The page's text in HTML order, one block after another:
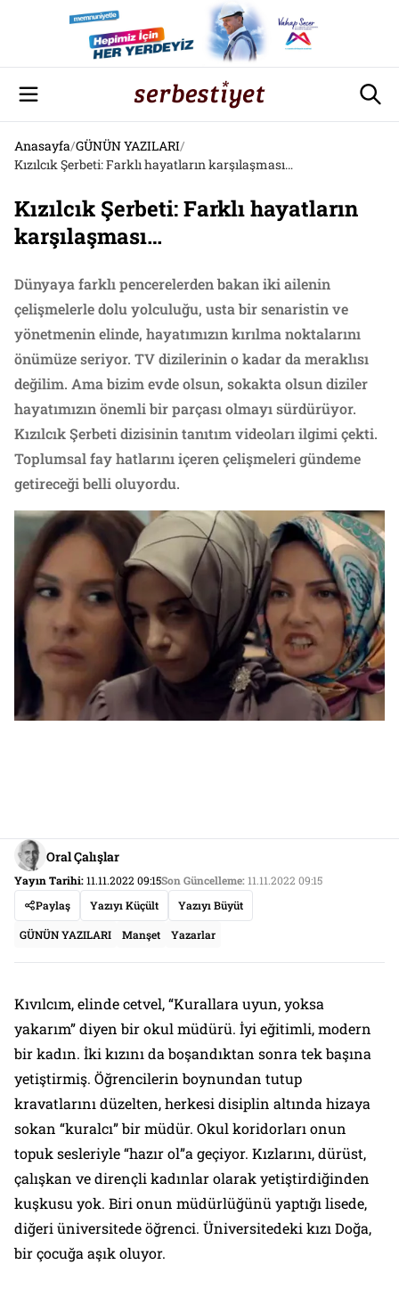
Anasayfa/GÜNÜN YAZILARI/
Kızılcık Şerbeti: Farklı hayatların karşılaşması…
Kızılcık Şerbeti: Farklı hayatların
karşılaşması…
Dünyaya farklı pencerelerden bakan iki ailenin
çelişmelerle dolu yolculuğu, usta bir senaristin ve
yönetmenin elinde, hayatımızın kırılma noktalarını
önümüze seriyor. TV dizilerinin o kadar da meraklısı
değilim. Ama bizim evde olsun, sokakta olsun diziler
hayatımızın önemli bir parçası olmayı sürdürüyor.
Kızılcık Şerbeti dizisinin tanıtım videoları ilgimi çekti.
Toplumsal fay hatlarını içeren çelişmeleri gündeme
getireceği belli oluyordu.
Oral Çalışlar
Yayın Tarihi:11.11.2022 09:15Son Güncelleme:11.11.2022 09:15
Paylaş
Yazıyı Küçült Yazıyı Büyüt
GÜNÜN YAZILARI Manşet Yazarlar
Kıvılcım, elinde cetvel, “Kurallara uyun, yoksa
yakarım” diyen bir okul müdürü. İyi eğitimli, modern
bir kadın. İki kızını da boşandıktan sonra tek başına
yetiştirmiş. Öğrencilerin boynundan tutup
kravatlarını düzelten, herkesi disiplin altında hizaya
sokan “kuralcı” bir müdür. Okul koridorları onun
topuk sesleriyle “hazır ol”a geçiyor. Kızlarını, dürüst,
çalışkan ve dirençli kadınlar olarak yetiştirdiğinden
kuşkusu yok. Biri onun müdürlüğünü yaptığı lisede,
diğeri üniversitede öğrenci. Üniversitedeki kızı Doğa,
bir çocuğa aşık oluyor.